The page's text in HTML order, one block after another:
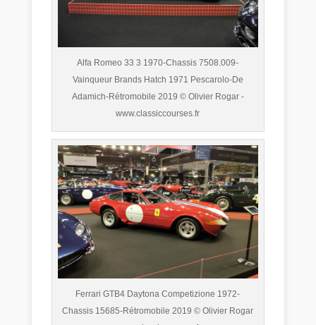
Alfa Romeo 33 3 1970-Chassis 7508.009-
Vainqueur Brands Hatch 1971 Pescarolo-De
Adamich-Rétromobile 2019 © Olivier Rogar -
www.classiccourses.fr
Ferrari GTB4 Daytona Competizione 1972-
Chassis 15685-Rétromobile 2019 © Olivier Rogar